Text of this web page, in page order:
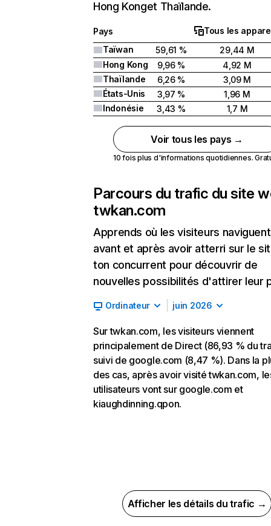
Hong Konget Thaïlande.
Pays
Tous les
Taïwan
59,61 %
29,44 M
Hong Kong
9,96 %
4,92 M
Thaïlande
6,26 %
3,09 M
États-Unis
3,97 %
1,96 M
Indonésie
3,43 % 1,7 M
Voir tous les pays →
10 fois plus d'informations quotidiennes.
Parcours du trafic du site
twkan.com
Apprends où les visiteurs naviguent
avant et après avoir atterri sur le
ton concurrent pour découvrir de
nouvelles possibilités d'attirer leur
Ordinateur juin 2026
Sur twkan.com, les visiteurs viennent
principalement de Direct (86,93 % du
suivi de google.com (8,47 %). Dans la
des cas, après avoir visité twkan.com,
utilisateurs vont sur google.com et
kiaughdinning.qpon.
Afficher les détails du trafic →